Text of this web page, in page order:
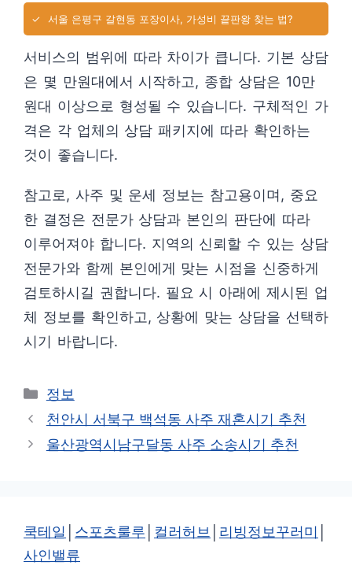
✓ 서울 은평구 갈현동 포장이사, 가성비 끝판왕 찾는 법?
서비스의 범위에 따라 차이가 큽니다. 기본 상담
은 몇 만원대에서 시작하고, 종합 상담은 10만
원대 이상으로 형성될 수 있습니다. 구체적인 가
격은 각 업체의 상담 패키지에 따라 확인하는
것이 좋습니다.
참고로, 사주 및 운세 정보는 참고용이며, 중요
한 결정은 전문가 상담과 본인의 판단에 따라
이루어져야 합니다. 지역의 신뢰할 수 있는 상담
전문가와 함께 본인에게 맞는 시점을 신중하게
검토하시길 권합니다. 필요 시 아래에 제시된 업
체 정보를 확인하고, 상황에 맞는 상담을 선택하
시기 바랍니다.
카
테
리
정보
천안시 서북구 백석동 사주 재혼시기 추천
울산광역시남구달동 사주 소송시기 추천
쿡테일 스포츠룰루 컬러허브 리빙정보꾸러미
사인밸류